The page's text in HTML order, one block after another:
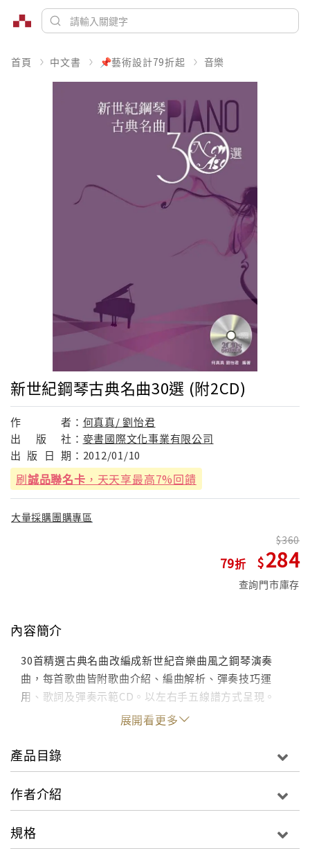
首頁 中文書 📌藝術設計79折起 音樂
新世紀鋼琴古典名曲30選 (附2CD)
作 者： 何真真/ 劉怡君
出
版 社： 麥書國際文化事業有限公司
出 版 日 期： 2012/01/10
刷誠品聯名卡 ，天天享最高7%回饋
大量採購團購專區
79
360
284
查詢門市庫存
內容簡介
30首精選古典名曲改編成新世紀音樂曲風之鋼琴演奏
曲，每首歌曲皆附歌曲介紹、編曲解析、彈奏技巧運
用、歌詞及彈奏示範CD。以左右手五線譜方式呈現。
展開看更多
產品目錄
作者介紹
規格